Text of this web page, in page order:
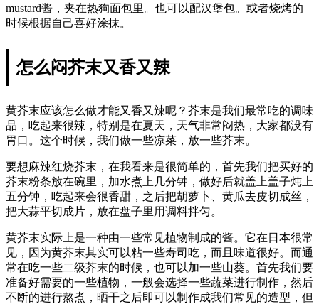
mustard酱，夹在热狗面包里。也可以配汉堡包。或者烧烤的
时候根据自己喜好涂抹。
怎么闷芥末又香又辣
黄芥末应该怎么做才能又香又辣呢？芥末是我们最常吃的调味
品，吃起来很辣，特别是在夏天，天气非常闷热，大家都没有
胃口。这个时候，我们做一些凉菜，放一些芥末。
要想麻辣红烧芥末，在我看来是很简单的，首先我们把买好的
芥末粉条放在碗里，加水煮上几分钟，做好后就盖上盖子炖上
五分钟，吃起来会很香甜，之后把胡萝卜、黄瓜去皮切成丝，
把大蒜平切成片，放在盘子里用调料拌匀。
黄芥末实际上是一种由一些常见植物制成的酱。它在日本很常
见，因为黄芥末其实可以粘一些寿司吃，而且味道很好。而通
常在吃一些二级芥末的时候，也可以加一些山葵。首先我们要
准备好需要的一些植物，一般会选择一些蔬菜进行制作，然后
不断的进行熬煮，晒干之后即可以制作成我们常见的造型，但